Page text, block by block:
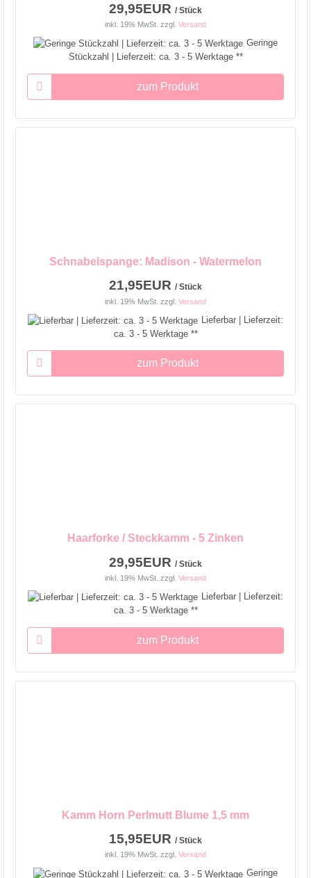
29,95EUR / Stück
inkl. 19% MwSt. zzgl. Versand
Geringe
Stückzahl | Lieferzeit: ca. 3 - 5 Werktage **
zum Produkt
Schnabelspange: Madison - Watermelon
21,95EUR / Stück
inkl. 19% MwSt. zzgl. Versand
Lieferbar | Lieferzeit:
ca. 3 - 5 Werktage **
zum Produkt
Haarforke / Steckkamm - 5 Zinken
29,95EUR / Stück
inkl. 19% MwSt. zzgl. Versand
Lieferbar | Lieferzeit:
ca. 3 - 5 Werktage **
zum Produkt
Kamm Horn Perlmutt Blume 1,5 mm
15,95EUR / Stück
inkl. 19% MwSt. zzgl. Versand
Geringe